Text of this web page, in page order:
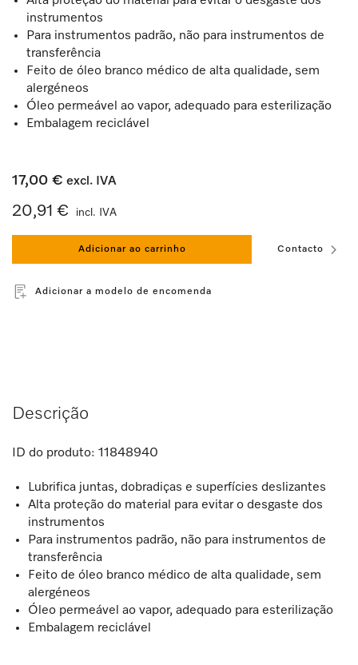
instrumentos
Para instrumentos padrão, não para instrumentos de
transferência
Feito de óleo branco médico de alta qualidade, sem
alergéneos
Óleo permeável ao vapor, adequado para esterilização
Embalagem reciclável
17,00 € excl. IVA
20,91 € incl. IVA
Adicionar ao carrinho Contacto
Adicionar a modelo de encomenda
Descrição
ID do produto: 11848940
Lubrifica juntas, dobradiças e superfícies deslizantes
Alta proteção do material para evitar o desgaste dos
instrumentos
Para instrumentos padrão, não para instrumentos de
transferência
Feito de óleo branco médico de alta qualidade, sem
alergéneos
Óleo permeável ao vapor, adequado para esterilização
Embalagem reciclável